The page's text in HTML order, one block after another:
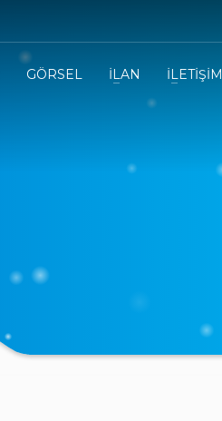
GÖRSEL İLAN İLETİŞİM